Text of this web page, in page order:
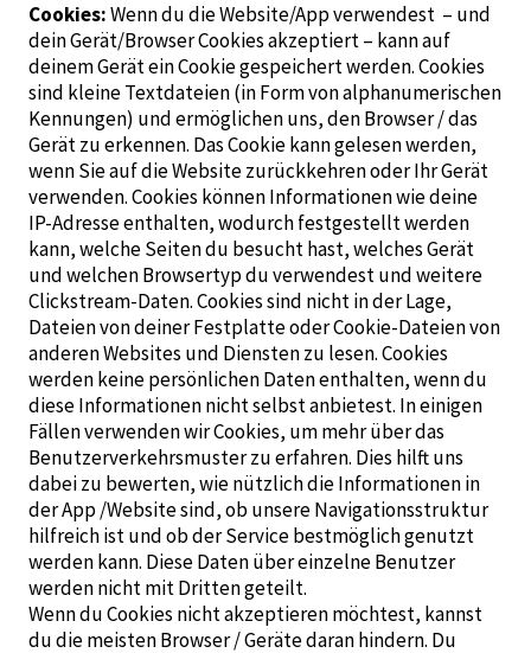
Cookies:Wenn du die Website/App verwendest – und
dein Gerät/Browser Cookies akzeptiert – kann auf
deinem Gerät ein Cookie gespeichert werden. Cookies
sind kleine Textdateien (in Form von alphanumerischen
Kennungen) und ermöglichen uns, den Browser / das
Gerät zu erkennen. Das Cookie kann gelesen werden,
wenn Sie auf die Website zurückkehren oder Ihr Gerät
verwenden. Cookies können Informationen wie deine
IP-Adresse enthalten, wodurch festgestellt werden
kann, welche Seiten du besucht hast, welches Gerät
und welchen Browsertyp du verwendest und weitere
Clickstream-Daten. Cookies sind nicht in der Lage,
Dateien von deiner Festplatte oder Cookie-Dateien von
anderen Websites und Diensten zu lesen. Cookies
werden keine persönlichen Daten enthalten, wenn du
diese Informationen nicht selbst anbietest. In einigen
Fällen verwenden wir Cookies, um mehr über das
Benutzerverkehrsmuster zu erfahren. Dies hilft uns
dabei zu bewerten, wie nützlich die Informationen in
der App /Website sind, ob unsere Navigationsstruktur
hilfreich ist und ob der Service bestmöglich genutzt
werden kann. Diese Daten über einzelne Benutzer
werden nicht mit Dritten geteilt.
Wenn du Cookies nicht akzeptieren möchtest, kannst
du die meisten Browser / Geräte daran hindern. Du